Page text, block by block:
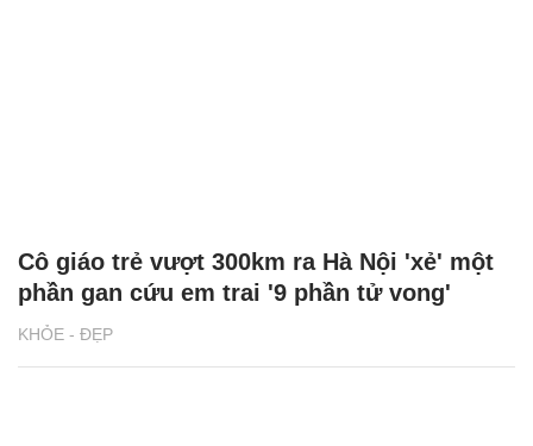
KHỎE - ĐẸP
Cô giáo trẻ vượt 300km ra Hà Nội 'xẻ' một
phần gan cứu em trai '9 phần tử vong'